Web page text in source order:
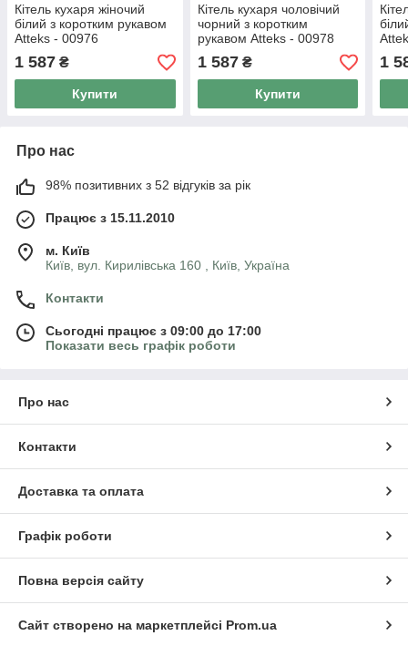
Кітель кухаря жіночий
білий з коротким рукавом
Atteks - 00976
1 587 ₴
Купити
Кітель кухаря чоловічий
чорний з коротким
рукавом Atteks - 00978
1 587₴
Купити
1
Про нас
98% позитивних з 52 відгуків за рік
Працює з 15.11.2010
м. Київ
Київ, вул. Кирилівська 160 , Київ, Україна
Контакти
Сьогодні працює з 09:00 до 17:00
Показати весь графік роботи
Про нас
Контакти
Доставка та оплата
Графік роботи
Повна версія сайту
Сайт створено на маркетплейсі Prom.ua